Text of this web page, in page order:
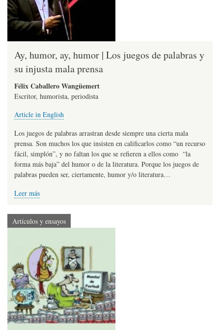
Ay, humor, ay, humor | Los juegos de palabras y
su injusta mala prensa
Félix Caballero Wangüemert
Escritor, humorista, periodista
Article in English
Los juegos de palabras arrastran desde siempre una cierta mala
prensa. Son muchos los que insisten en calificarlos como “un recurso
fácil, simplón”, y no faltan los que se refieren a ellos como “la
forma más baja” del humor o de la literatura. Porque los juegos de
palabras pueden ser, ciertamente, humor y/o literatura…
Leer más
Artículos y ensayos